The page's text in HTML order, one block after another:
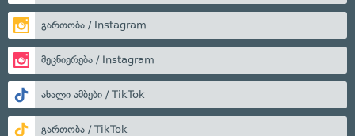
გართობა / Instagram
მეცნიერება / Instagram
ახალი ამბები / TikTok
გართობა / TikTok